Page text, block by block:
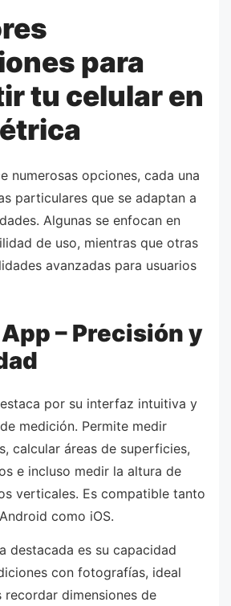
para
tu celular en
numerosas opciones, cada una
particulares que se adaptan a
Algunas se enfocan en
de uso, mientras que otras
avanzadas para usuarios
– Precisión y
por su interfaz intuitiva y
medición. Permite medir
calcular áreas de superficies,
e incluso medir la altura de
verticales. Es compatible tanto
como iOS.
destacada es su capacidad
con fotografías, ideal
recordar dimensiones de